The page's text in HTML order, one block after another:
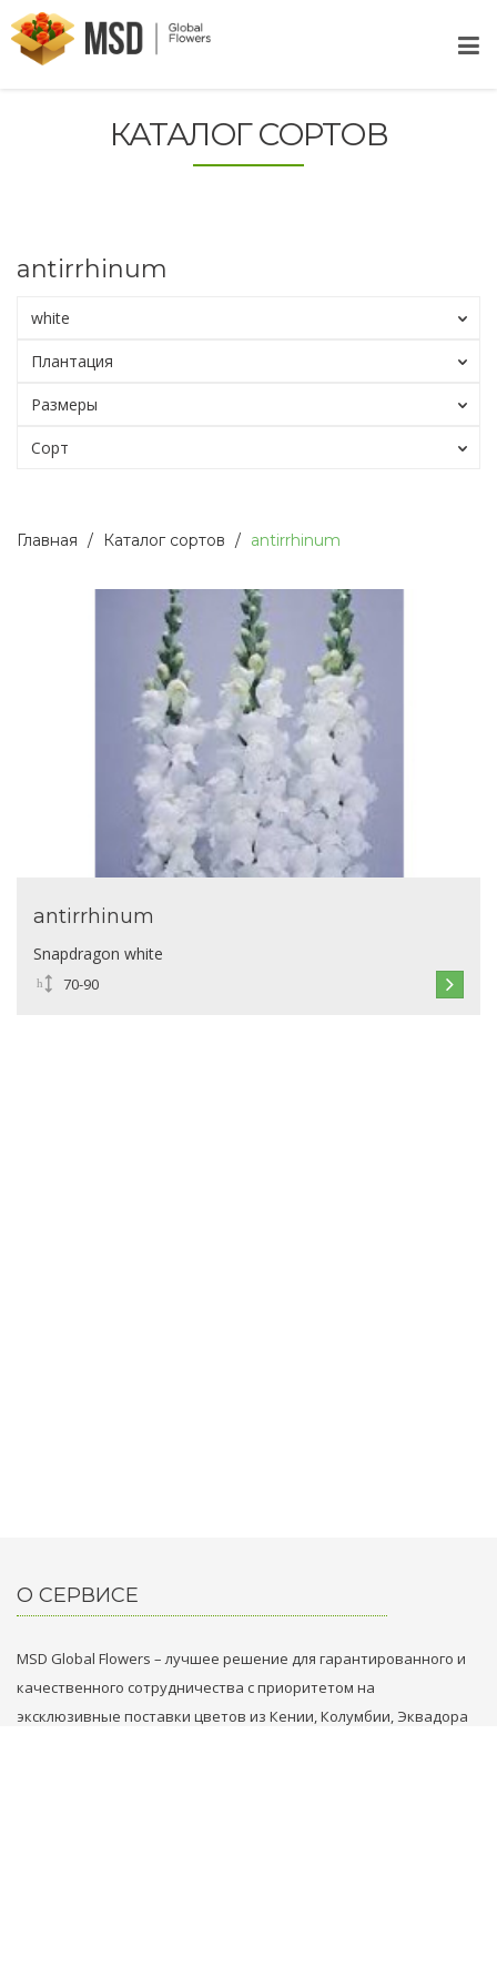
КАТАЛОГ СОРТОВ
antirrhinum
white
Плантация
Размеры
Сорт
Главная Каталог сортов antirrhinum
antirrhinum
Snapdragon white
70-90
О СЕРВИСЕ
MSD Global Flowers – лучшее решение для гарантированного и
качественного сотрудничества с приоритетом на
эксклюзивные поставки цветов из Кении, Колумбии, Эквадора